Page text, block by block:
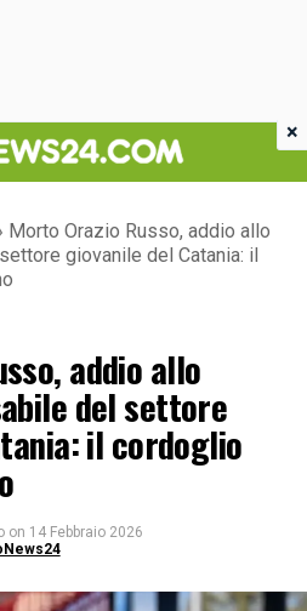
Morto Orazio Russo, addio allo
giovanile del Catania: il
addio allo
del settore
il cordoglio
on 14 Febbraio 2026
×